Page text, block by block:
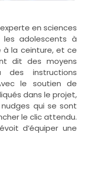
en sciences
adolescents à
la ceinture, et ce
dit des moyens
des instructions
le soutien de
dans le projet,
qui se sont
le clic attendu.
d’équiper une